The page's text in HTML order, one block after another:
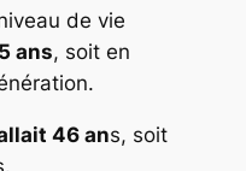
de vie
ans, soit en
46 ans, soit